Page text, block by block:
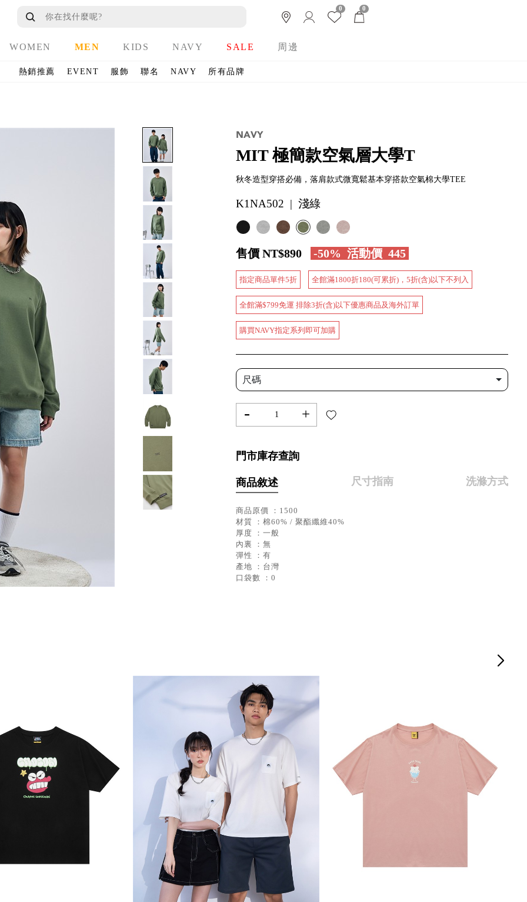
0 0
WOMEN MEN KIDS NAVY SALE 周邊
熱銷推薦 EVENT 服飾 聯名 NAVY 所有品牌
MIT 極簡款空氣層大學T
秋冬造型穿搭必備，落肩款式微寬鬆基本穿搭款空氣棉大學TEE
K1NA502 | 淺綠
售價 NT$890 -50% 活動價 445
指定商品單件5折 全館滿1800折180(可累折)，5折(含)以下不列入
全館滿$799免運 排除3折(含)以下優惠商品及海外訂單
購買NAVY指定系列即可加購
尺碼
- +
門市庫存查詢
商品敘述 尺寸指南 洗滌方式
商品原價 ：1500
材質 ：棉60% / 聚酯纖維40%
厚度 ：一般
內裏 ：無
彈性 ：有
產地 ：台灣
口袋數 ：0